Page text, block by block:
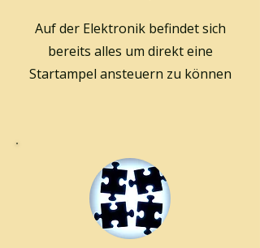
Auf der Elektronik befindet sich
bereits alles um direkt eine
Startampel ansteuern zu können